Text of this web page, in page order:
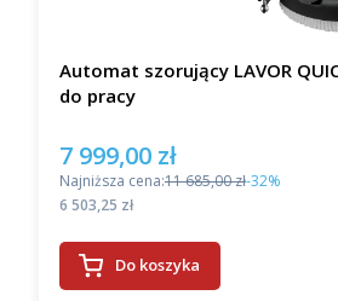
Automat szorujący LAVOR
do pracy
Cena promocyjna
7 999,00 zł
Najniższa cena:11 685,00 zł-32%
Cena
6 503,25 zł
Do koszyka